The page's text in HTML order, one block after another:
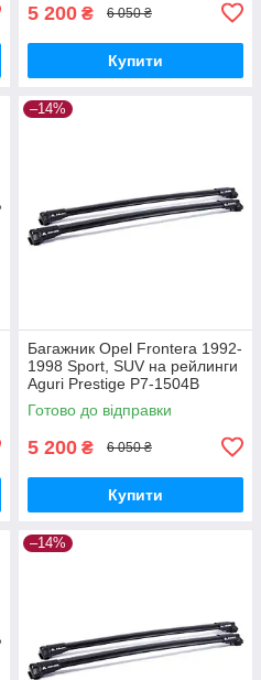
5 200 ₴ 6 050 ₴
Купити
–14%
Багажник Opel Frontera 1992-
1998 Sport, SUV на рейлинги
Aguri Prestige P7-1504B
Готово до відправки
5 200 ₴ 6 050 ₴
Купити
–14%